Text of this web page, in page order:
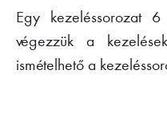
Egy kezeléssorozat
végezzük a
ismételhető a